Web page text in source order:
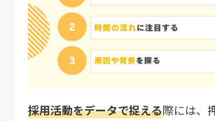
採用活動をデータで捉える際には、